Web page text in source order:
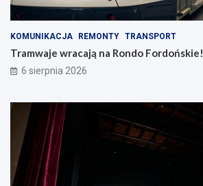
KOMUNIKACJA REMONTY TRANSPORT
Tramwaje wracają na Rondo Fordońskie!
6 sierpnia 2026